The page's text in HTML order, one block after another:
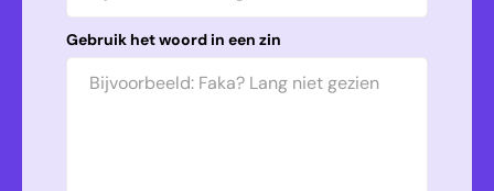
Gebruik het woord in een zin